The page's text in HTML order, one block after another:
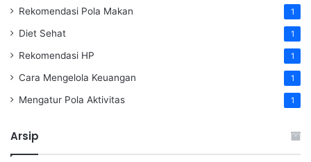
Rekomendasi Pola Makan 1
Diet Sehat 1
Rekomendasi HP 1
Cara Mengelola Keuangan 1
Mengatur Pola Aktivitas 1
Arsip